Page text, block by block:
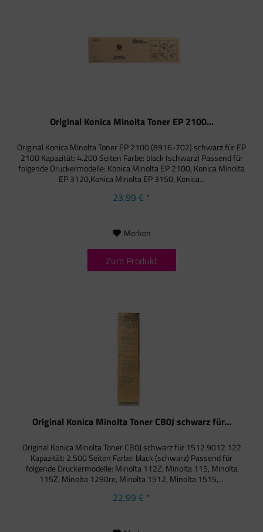
Original Konica Minolta Toner EP 2100...
Original Konica Minolta Toner EP 2100 (8916-702) schwarz für EP
2100 Kapazität: 4.200 Seiten Farbe: black (schwarz) Passend für
folgende Druckermodelle: Konica Minolta EP 2100, Konica Minolta
EP 3120,Konica Minolta EP 3150, Konica...
23,99 € *
Merken
Zum Produkt
Original Konica Minolta Toner CB0J schwarz für...
Original Konica Minolta Toner CB0J schwarz für 1512 9012 122
Kapazität: 2.500 Seiten Farbe: black (schwarz) Passend für
folgende Druckermodelle: Minolta 112Z, Minolta 115, Minolta
115Z, Minolta 1290re, Minolta 1512, Minolta 1515,...
22,99 € *